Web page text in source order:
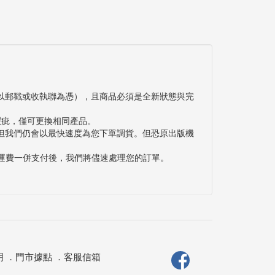
戳或收執聯為憑），且商品必須是全新狀態與完
，僅可更換相同產品。
們仍會以最快速度為您下單調貨。但恐原出版機
一併支付後，我們將儘速處理您的訂單。
． 門市據點． 客服信箱